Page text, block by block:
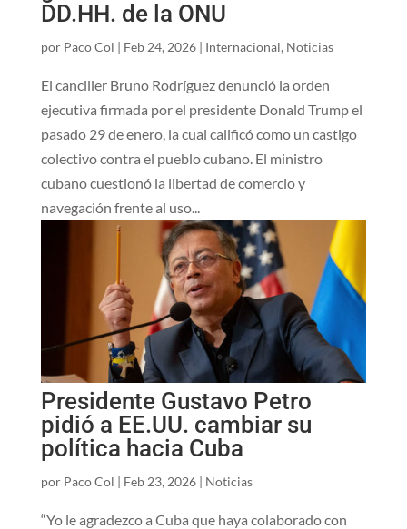
DD.HH. de la ONU
por Paco Col | Feb 24, 2026| Internacional, Noticias
El canciller Bruno Rodríguez denunció la orden
ejecutiva firmada por el presidente Donald Trump el
pasado 29 de enero, la cual calificó como un castigo
colectivo contra el pueblo cubano. El ministro
cubano cuestionó la libertad de comercio y
navegación frente al uso...
Presidente Gustavo Petro
pidió a EE.UU. cambiar su
política hacia Cuba
por Paco Col | Feb 23, 2026| Noticias
“Yo le agradezco a Cuba​ que haya colaborado con